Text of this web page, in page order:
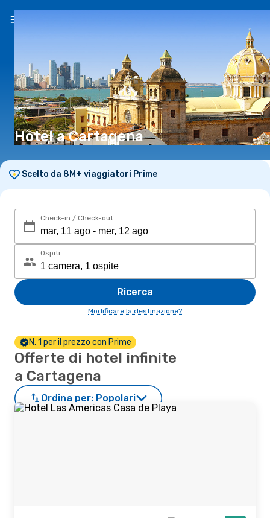
Hotel a Cartagena
Scelto da 8M+ viaggiatori Prime
Check-in / Check-out
Ospiti
Ricerca
Modificare la destinazione?
N. 1 per il prezzo con Prime
Offerte di hotel infinite
a Cartagena
Ordina per: Popolari